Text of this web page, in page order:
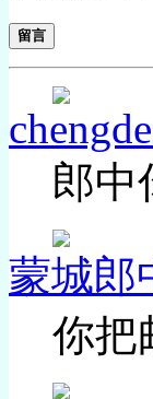
留言
郎中
蒙城郎
你把